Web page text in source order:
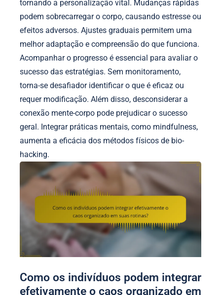
tornando a personalização vital. Mudanças rápidas
podem sobrecarregar o corpo, causando estresse ou
efeitos adversos. Ajustes graduais permitem uma
melhor adaptação e compreensão do que funciona.
Acompanhar o progresso é essencial para avaliar o
sucesso das estratégias. Sem monitoramento,
torna-se desafiador identificar o que é eficaz ou
requer modificação. Além disso, desconsiderar a
conexão mente-corpo pode prejudicar o sucesso
geral. Integrar práticas mentais, como mindfulness,
aumenta a eficácia dos métodos físicos de bio-
hacking.
Como os indivíduos podem integrar
efetivamente o caos organizado em